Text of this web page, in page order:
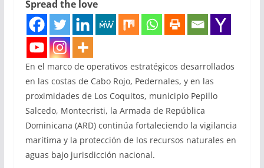
Spread the love
En el marco de operativos estratégicos desarrollados
en las costas de Cabo Rojo, Pedernales, y en las
proximidades de Los Coquitos, municipio Pepillo
Salcedo, Montecristi, la Armada de República
Dominicana (ARD) continúa fortaleciendo la vigilancia
marítima y la protección de los recursos naturales en
aguas bajo jurisdicción nacional.